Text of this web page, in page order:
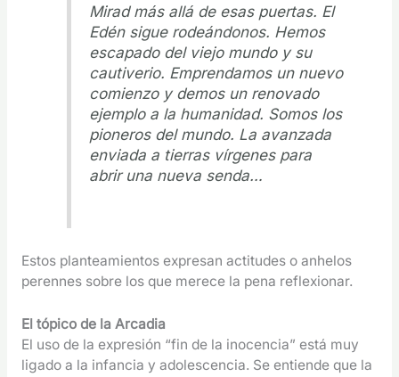
Mirad más allá de esas puertas. El
Edén sigue rodeándonos. Hemos
escapado del viejo mundo y su
cautiverio. Emprendamos un nuevo
comienzo y demos un renovado
ejemplo a la humanidad. Somos los
pioneros del mundo. La avanzada
enviada a tierras vírgenes para
abrir una nueva senda…
Estos planteamientos expresan actitudes o anhelos
perennes sobre los que merece la pena reflexionar.
El tópico de la Arcadia
El uso de la expresión “fin de la inocencia” está muy
ligado a la infancia y adolescencia. Se entiende que la